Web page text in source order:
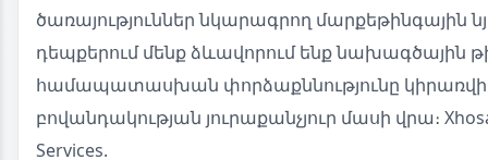
ծառայություններ նկարագրող մարքեթինգային
դեպքերում մենք ձևավորում ենք նախագծային
համապատասխան փորձաքննությունը կիրառվի
բովանդակության յուրաքանչյուր մասի վրա։
Services.